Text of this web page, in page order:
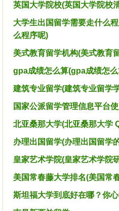
英国大学院校(英国大学院校
大学生出国留学需要走什么
么程序呢)
美式教育留学机构(美式教育
gpa成绩怎么算(gpa成绩怎
建筑专业留学(建筑专业留学
国家公派留学管理信息平台
北亚桑那大学(北亚桑那大学
办理出国留学(办理出国留学
皇家艺术学院(皇家艺术学院
美国常春藤大学排名(美国常
斯坦福大学到底好在哪？你